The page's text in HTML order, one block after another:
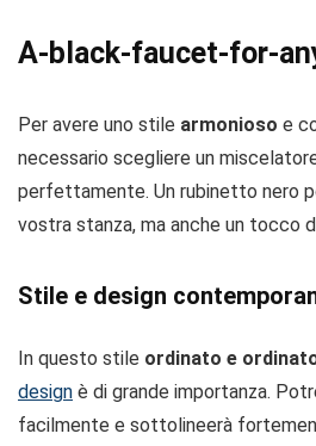
A-black-faucet-for-
Per avere uno stile armonioso e
necessario scegliere un
perfettamente. Un rubinetto nero
vostra stanza, ma anche un tocco
Stile e design
In questo stile ordinato e
design è di grande importanza.
facilmente e sottolineerà